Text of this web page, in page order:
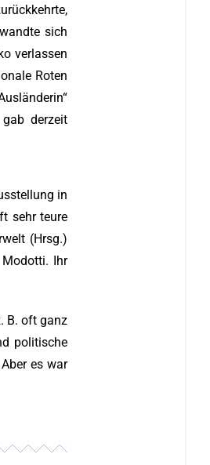
sich
verlassen
Roten
derzeit
in
sehr teure
(Hrsg.)
Ihr
B. oft ganz
politische
es war